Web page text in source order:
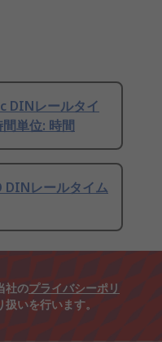
DINレールタイ
単位: 時間
DINレールタイム
社のプライバシーポリ
いを行います。